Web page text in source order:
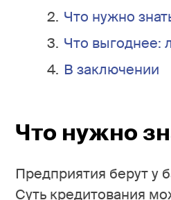
Что нужно
Что выгоднее:
В заключении
Что нужно
Предприятия берут у
Суть кредитования